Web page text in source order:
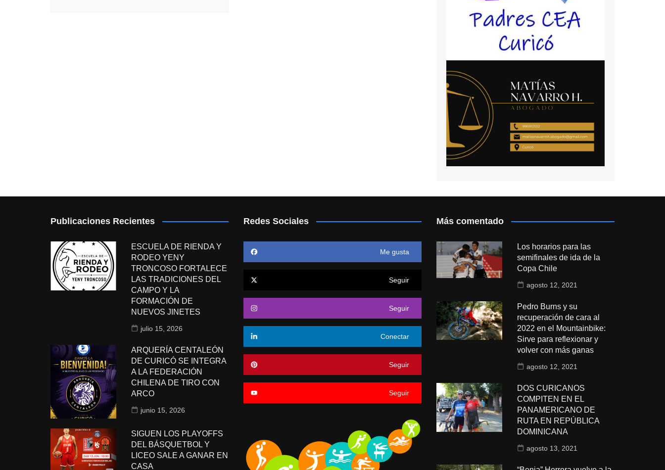
Publicaciones Recientes
ESCUELA DE RIENDA Y
RODEO YENY
TRONCOSO FORTALECE
LAS TRADICIONES DEL
CAMPO Y LA
FORMACIÓN DE
NUEVOS JINETES
julio 15, 2026
ARQUERÍA CENTALEÓN
DE CURICÓ SE INTEGRA
A LA FEDERACIÓN
CHILENA DE TIRO CON
ARCO
junio 15, 2026
SIGUEN LOS PLAYOFFS
DEL BÁSQUETBOL Y
LICEO SALE A GANAR EN
CASA
Redes Sociales
Me gusta
Seguir
Seguir
Conectar
Seguir
Seguir
Más comentado
Los horarios para las
semifinales de ida de la
Copa Chile
agosto 12, 2021
Pedro Burns y su
recuperación de cara al
2022 en el Mountainbike:
Sirve para reflexionar y
volver con más ganas
agosto 12, 2021
DOS CURICANOS
COMPITEN EN EL
PANAMERICANO DE
RUTA EN REPÚBLICA
DOMINICANA
agosto 13, 2021